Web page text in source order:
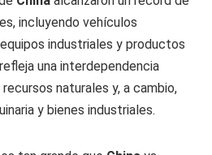
incluyendo vehículos
industriales y productos
una interdependencia
naturales y, a cambio,
y bienes industriales.